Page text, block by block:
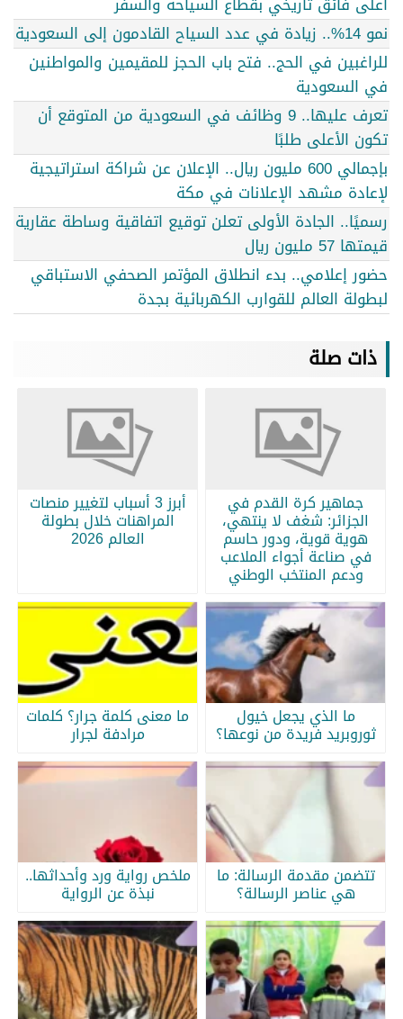
نمو 14%.. زيادة في عدد السياح القادمون إلى السعودية
للراغبين في الحج.. فتح باب الحجز للمقيمين والمواطنين
في السعودية
تعرف عليها.. 9 وظائف في السعودية من المتوقع أن
تكون الأعلى طلبًا
بإجمالي 600 مليون ريال.. الإعلان عن شراكة استراتيجية
لإعادة مشهد الإعلانات في مكة
رسميًا.. الجادة الأولى تعلن توقيع اتفاقية وساطة عقارية
قيمتها 57 مليون ريال
حضور إعلامي.. بدء انطلاق المؤتمر الصحفي الاستباقي
لبطولة العالم للقوارب الكهربائية بجدة
ذات صلة
جماهير كرة القدم في
الجزائر: شغف لا ينتهي،
هوية قوية، ودور حاسم
في صناعة أجواء الملاعب
ودعم المنتخب الوطني
أبرز 3 أسباب لتغيير منصات
المراهنات خلال بطولة
العالم 2026
ما الذي يجعل خيول
ثوروبريد فريدة من نوعها؟
ما معنى كلمة جرار؟ كلمات
مرادفة لجرار
تتضمن مقدمة الرسالة: ما
هي عناصر الرسالة؟
ملخص رواية ورد وأحداثها..
نبذة عن الرواية